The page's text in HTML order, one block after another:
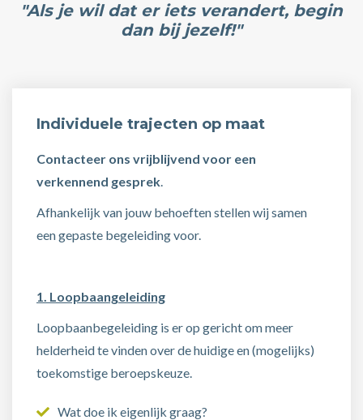
"Als je wil dat er iets verandert, begin
dan bij jezelf!"
Individuele trajecten op maat
Contacteer ons vrijblijvend voor een
verkennend gesprek.
Afhankelijk van jouw behoeften stellen wij samen
een gepaste begeleiding voor.
1. Loopbaangeleiding
Loopbaanbegeleiding is er op gericht om meer
helderheid te vinden over de huidige en (mogelijks)
toekomstige beroepskeuze.
Wat doe ik eigenlijk graag?